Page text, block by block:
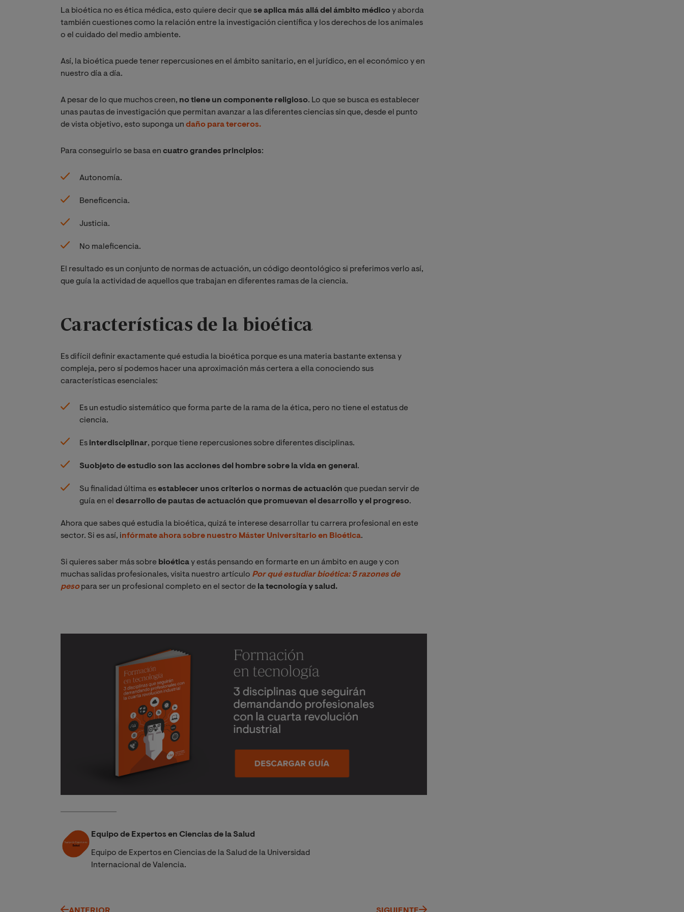
La bioética no es ética médica, esto quiere decir quese aplica más allá del ámbito médicoy aborda
también cuestiones como la relación entre la investigación científica y los derechos de los animales
o el cuidado del medio ambiente.
Así, la bioética puede tener repercusiones en el ámbito sanitario, en el jurídico, en el económico y en
nuestro día a día.
A pesar de lo que muchos creen, no tiene un componente religioso. Lo que se busca es establecer
unas pautas de investigación que permitan avanzar a las diferentes ciencias sin que, desde el punto
de vista objetivo, esto suponga un daño para terceros.
Para conseguirlo se basa en cuatro grandes principios:
Autonomía.
Beneficencia.
Justicia.
No maleficencia.
El resultado es un conjunto de normas de actuación, un código deontológico si preferimos verlo así,
que guía la actividad de aquellos que trabajan en diferentes ramas de la ciencia.
Características de la bioética
Es difícil definir exactamente qué estudia la bioética porque es una materia bastante extensa y
compleja, pero sí podemos hacer una aproximación más certera a ella conociendo sus
características esenciales:
Es un estudio sistemático que forma parte de la rama de la ética, pero no tiene el estatus de
ciencia.
Es interdisciplinar, porque tiene repercusiones sobre diferentes disciplinas.
Suobjeto de estudio son las acciones del hombre sobre la vida en general .
Su finalidad última esestablecer unos criterios o normas de actuación que puedan servir de
guía en el desarrollo de pautas de actuación que promuevan el desarrollo y el progreso.
Ahora que sabes qué estudia la bioética, quizá te interese desarrollar tu carrera profesional en este
sector. Si es así, infórmate ahora sobre nuestro Máster Universitario en Bioética.
Si quieres saber más sobre bioéticay estás pensando en formarte en un ámbito en auge y con
muchas salidas profesionales, visita nuestro artículo Por qué estudiar bioética: 5 razones de
peso para ser un profesional completo en el sector de la tecnología y salud.
Equipo de Expertos en Ciencias de la Salud
Equipo de Expertos en Ciencias de la Salud de la Universidad
Internacional de Valencia.